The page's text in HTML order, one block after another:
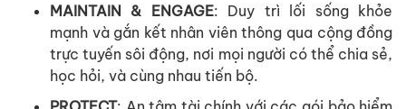
MAINTAIN & ENGAGE: Duy trì lối sống khỏe
mạnh và gắn kết nhân viên thông qua cộng đồng
trực tuyến sôi động, nơi mọi người có thể chia sẻ,
học hỏi, và cùng nhau tiến bộ.